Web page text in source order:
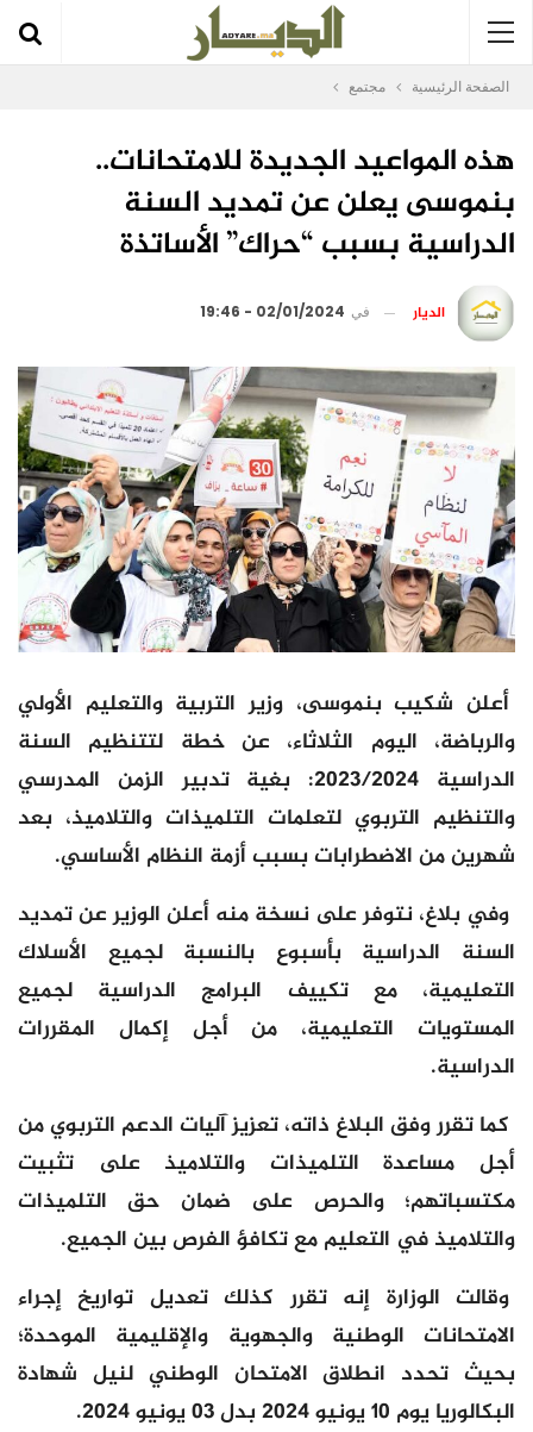
الصفحة الرئيسية مجتمع
هذه المواعيد الجديدة للامتحانات..
بنموسى يعلن عن تمديد السنة
الدراسية بسبب “حراك” الأساتذة
الديار في 02/01/2024 - 19:46
أعلن شكيب بنموسى، وزير التربية والتعليم الأولي
والرباضة، اليوم الثلاثاء، عن خطة لتتنظيم السنة
الدراسية 2023/2024: بغية تدبير الزمن المدرسي
والتنظيم التربوي لتعلمات التلميذات والتلاميذ، بعد
شهرين من الاضطرابات بسبب أزمة النظام الأساسي.
وفي بلاغ، نتوفر على نسخة منه أعلن الوزير عن تمديد
السنة الدراسية بأسبوع بالنسبة لجميع الأسلاك
التعليمية، مع تكييف البرامج الدراسية لجميع
المستويات التعليمية، من أجل إكمال المقررات
الدراسية.
كما تقرر وفق البلاغ ذاته، تعزيز آليات الدعم التربوي من
أجل مساعدة التلميذات والتلاميذ على تثبيت
مكتسباتهم؛ والحرص على ضمان حق التلميذات
والتلاميذ في التعليم مع تكافؤ الفرص بين الجميع.
وقالت الوزارة إنه تقرر كذلك تعديل تواريخ إجراء
الامتحانات الوطنية والجهوية والإقليمية الموحدة؛
بحيث تحدد انطلاق الامتحان الوطني لنيل شهادة
البكالوريا يوم 10 يونيو 2024 بدل 03 يونيو 2024.